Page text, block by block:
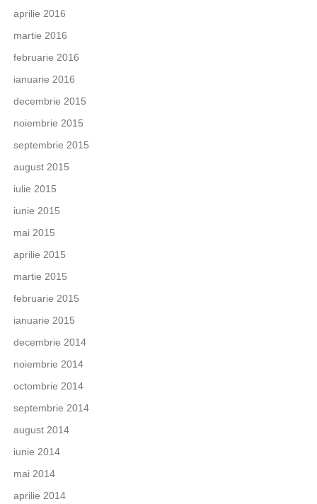
aprilie 2016
martie 2016
februarie 2016
ianuarie 2016
decembrie 2015
noiembrie 2015
septembrie 2015
august 2015
iulie 2015
iunie 2015
mai 2015
aprilie 2015
martie 2015
februarie 2015
ianuarie 2015
decembrie 2014
noiembrie 2014
octombrie 2014
septembrie 2014
august 2014
iunie 2014
mai 2014
aprilie 2014